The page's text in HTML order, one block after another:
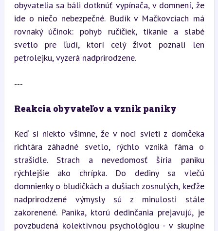
obyvatelia sa báli dotknúť vypínača, v domnení, že
ide o niečo nebezpečné. Budík v Mačkovciach má
rovnaký účinok: pohyb ručičiek, tikanie a slabé
svetlo pre ľudí, ktorí celý život poznali len
petrolejku, vyzerá nadprirodzene.
---
Reakcia obyvateľov a vznik paniky
Keď si niekto všimne, že v noci svieti z domčeka
richtára záhadné svetlo, rýchlo vzniká fáma o
strašidle. Strach a nevedomosť šíria paniku
rýchlejšie ako chrípka. Do dediny sa vlečú
domnienky o bludičkách a dušiach zosnulých, keďže
nadprirodzené výmysly sú z minulosti stále
zakorenené. Panika, ktorú dedinčania prejavujú, je
povzbudená kolektívnou psychológiou - v skupine